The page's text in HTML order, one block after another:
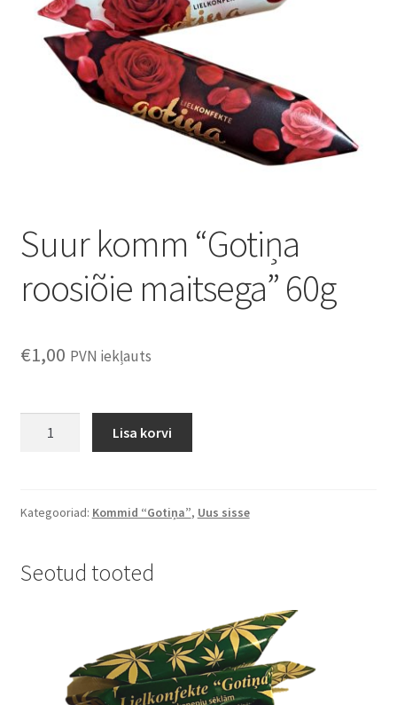
Konditoreja
Suur komm “Gotiņa
roosiõie maitsega” 60g
€1,00 PVN iekļauts
maitsega"
Lisa korvi
Kategooriad: Kommid “Gotiņa”, Uus sisse
Seotud tooted